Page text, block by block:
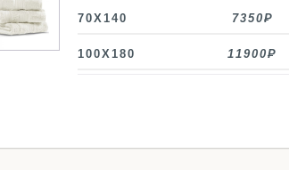
70X140 7350
100X180 11900